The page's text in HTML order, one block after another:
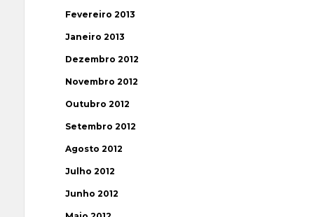
Fevereiro 2013
Janeiro 2013
Dezembro 2012
Novembro 2012
Outubro 2012
Setembro 2012
Agosto 2012
Julho 2012
Junho 2012